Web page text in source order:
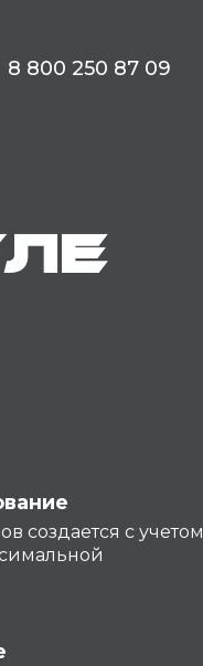
8 800 250 87 09
создается с учетом